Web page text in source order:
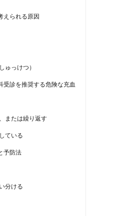
えられる原因
ゅっけつ）
受診を推奨する危険な充血
または繰り返す
ている
予防法
分ける